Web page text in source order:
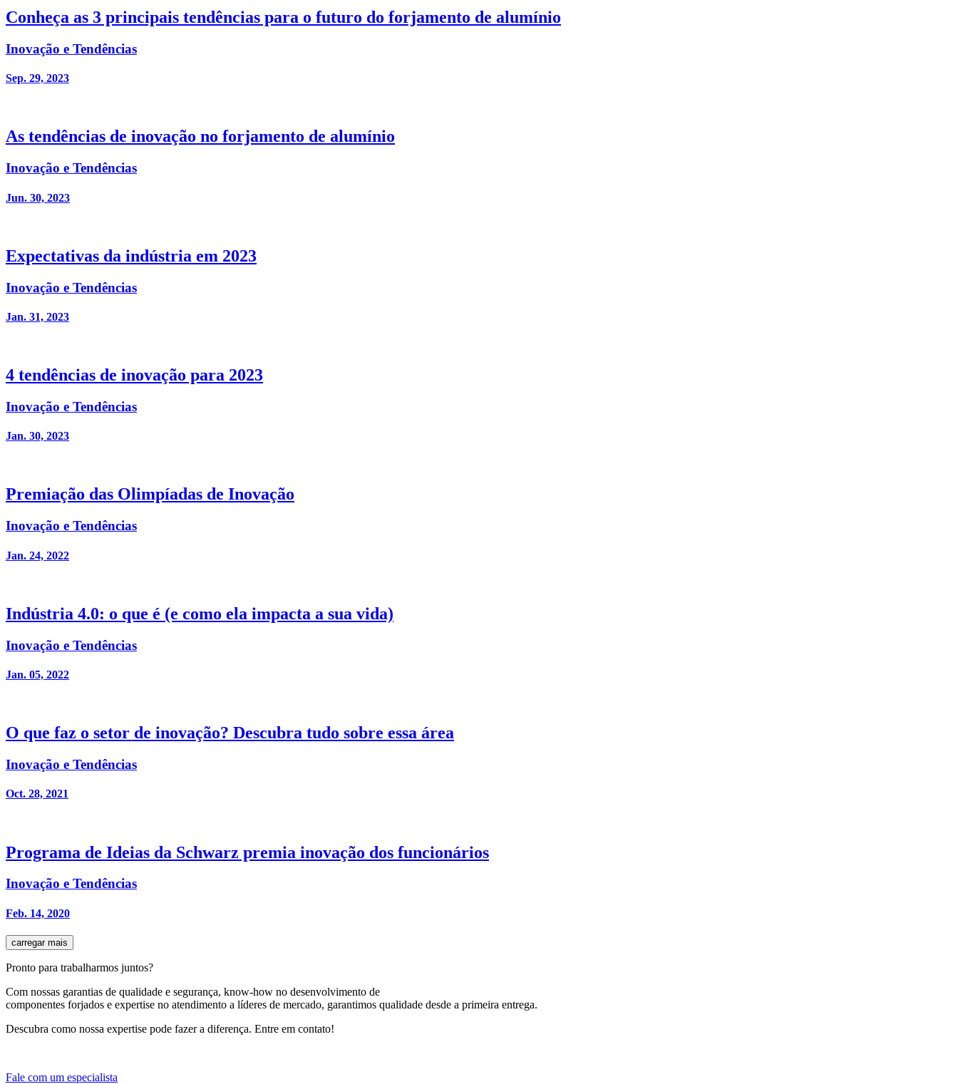
Conheça as 3 principais tendências para o futuro do forjamento de alumínio
Inovação e Tendências
Sep. 29, 2023
As tendências de inovação no forjamento de alumínio
Inovação e Tendências
Jun. 30, 2023
Expectativas da indústria em 2023
Inovação e Tendências
Jan. 31, 2023
4 tendências de inovação para 2023
Inovação e Tendências
Jan. 30, 2023
Premiação das Olimpíadas de Inovação
Inovação e Tendências
Jan. 24, 2022
Indústria 4.0: o que é (e como ela impacta a sua vida)
Inovação e Tendências
Jan. 05, 2022
O que faz o setor de inovação? Descubra tudo sobre essa área
Inovação e Tendências
Oct. 28, 2021
Programa de Ideias da Schwarz premia inovação dos funcionários
Inovação e Tendências
Feb. 14, 2020
carregar mais
Pronto para trabalharmos juntos?
Com nossas garantias de qualidade e segurança, know-how no desenvolvimento de
componentes forjados e expertise no atendimento a líderes de mercado, garantimos qualidade desde a primeira entrega.
Descubra como nossa expertise pode fazer a diferença. Entre em contato!
Fale com um especialista